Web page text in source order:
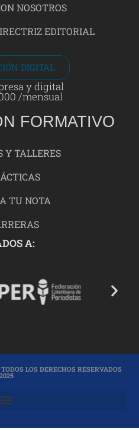
NOSOTROS
EDITORIAL
DIGITAL
y digital
/mensual
FORMATIVO
Y TALLERES
TU NOTA
A:
LOS DERECHOS RESERVADOS
2025